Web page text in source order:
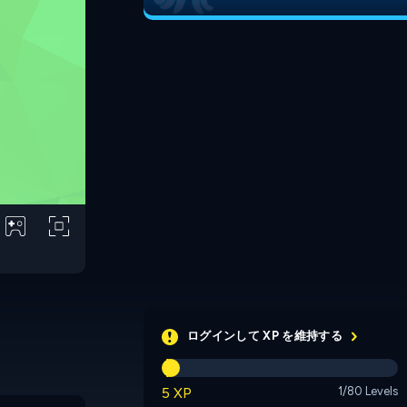
ログインして XP を維持する
5 XP 1/80 Levels